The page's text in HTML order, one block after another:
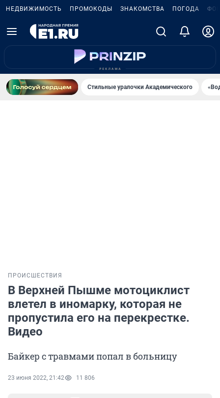
НЕДВИЖИМОСТЬ ПРОМОКОДЫ ЗНАКОМСТВА ПОГОДА
Стильные уралочки Академического
ПРОИСШЕСТВИЯ
В Верхней Пышме мотоциклист
влетел в иномарку, которая не
пропустила его на перекрестке.
Видео
Байкер с травмами попал в больницу
23 июня 2022, 21:42 11 806